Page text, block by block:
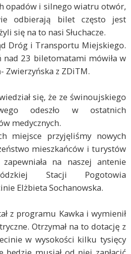
opadów i silnego wiatru otwór,
odbierają bilet często jest
się na to nasi Słuchacze.
Dróg i Transportu Miejskiego.
nad 23 biletomatami mówiła w
Zwierzyńska z ZDiTM.
się, że ze świnoujskiego
odeszło w ostatnich
medycznych.
miejsce przyjęliśmy nowych
mieszkańców i turystów
na naszej antenie
Stacji Pogotowia
Elżbieta Sochanowska.
z programu Kawka i wymienił
Otrzymał na to dotację z
w wysokości kilku tysięcy